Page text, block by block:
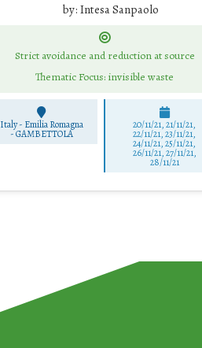
by: Intesa Sanpaolo
Strict avoidance and reduction at source
Thematic Focus: invisible waste
Italy - Emilia Romagna
-GAMBETTOLA
20/11/21, 21/11/21,
22/11/21, 23/11/21,
24/11/21, 25/11/21,
26/11/21, 27/11/21,
28/11/21